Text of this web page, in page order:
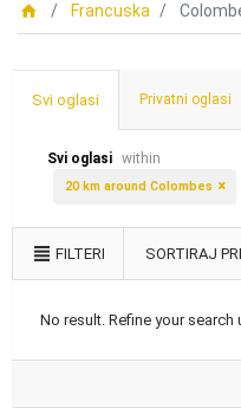
Francuska
Svi oglasi Privatni oglasi
Svi oglasi within
20 km around Colombes
FILTERI SORTIRAJ
No result. Refine your search